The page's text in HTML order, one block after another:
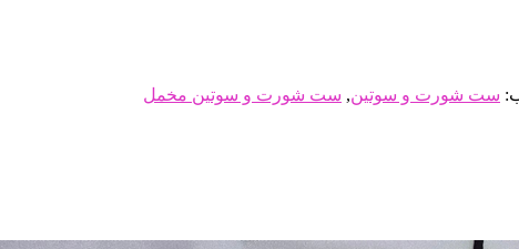
ست شورت و سوتین, ست شورت و سوتین مخمل